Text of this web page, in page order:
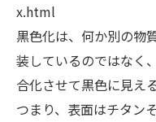
x.html
黒色化は、何か別の物
装しているのではなく
合化させて黒色に見え
つまり、表面はチタン